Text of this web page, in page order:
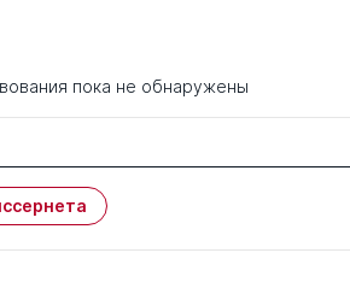
пока не обнаружены